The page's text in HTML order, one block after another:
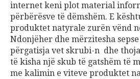
internet keni plot material
përbërësve të dëmshëm. E
produktet natyrale zurën vënd
Ndonjëher dhe mërzitesha
përgatisja vet skrubi-n dhe
të kisha një skub të gatshëm të
me kalimin e viteve produktet